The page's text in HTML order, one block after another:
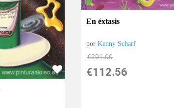
En éxtasis
porKenny Scharf
€201.00
€112.56